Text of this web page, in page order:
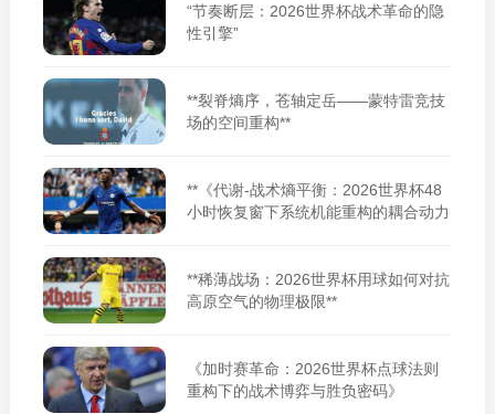
“节奏断层：2026世界杯战术革命的隐
性引擎”
**裂脊熵序，苍轴定岳——蒙特雷竞技
场的空间重构**
**《代谢-战术熵平衡：2026世界杯48
小时恢复窗下系统机能重构的耦合动力
**稀薄战场：2026世界杯用球如何对抗
高原空气的物理极限**
《加时赛革命：2026世界杯点球法则
重构下的战术博弈与胜负密码》